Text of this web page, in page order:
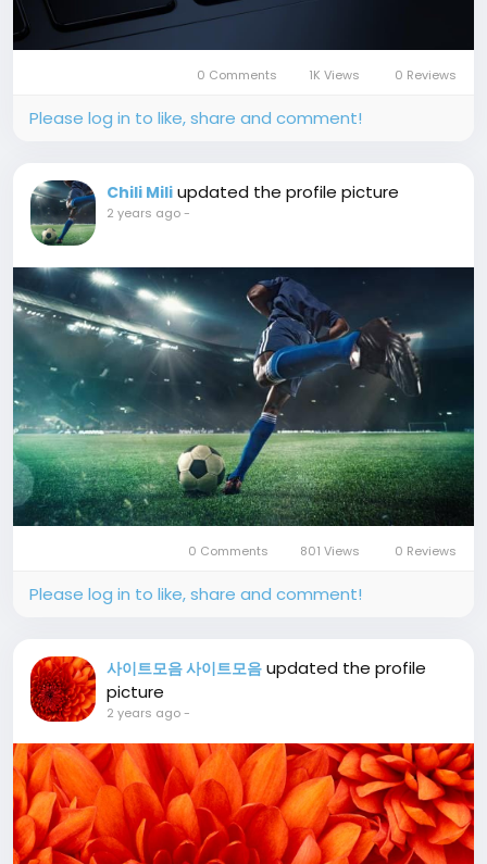
0 Comments 1K Views 0 Reviews
Please log in to like, share and comment!
Chili Mili updated the profile picture
2 years ago-
0 Comments 801 Views 0 Reviews
Please log in to like, share and comment!
사이트모음 사이트모음 updated the profile
picture
2 years ago-